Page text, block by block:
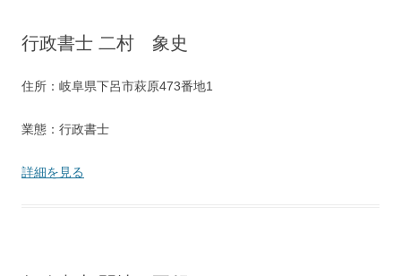
行政書士 二村 象史
住所：岐阜県下呂市萩原473番地1
業態：行政書士
詳細を見る